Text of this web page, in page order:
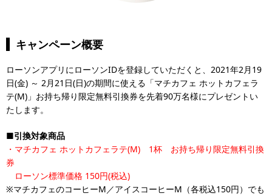
キャンペーン概要
ローソンアプリにローソンIDを登録していただくと、2021年2月19
日(金) ～ 2月21日(日)の期間に使える「マチカフェ ホットカフェラ
テ(M)」お持ち帰り限定無料引換券を先着90万名様にプレゼントい
たします。
■引換対象商品
・マチカフェ ホットカフェラテ(M) 1杯 お持ち帰り限定無料引換
券
ローソン標準価格 150円(税込)
※マチカフェのコーヒーM／アイスコーヒーM（各税込150円）でも